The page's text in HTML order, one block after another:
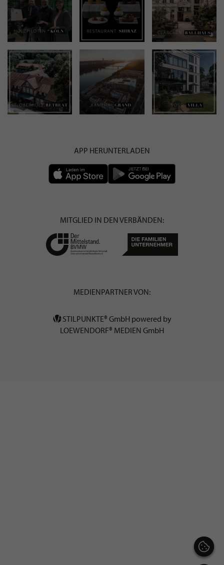
APP HERUNTERLADEN
MITGLIED IN DEN VERBÄNDEN:
MEDIENPARTNER VON:
STILPUNKTE® GmbH powered by
LOEWENDORF® MEDIEN GmbH